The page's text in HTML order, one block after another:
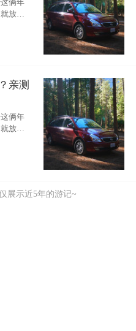
俩年
放弃
亲测
俩年
放弃
展示近5年的游记~